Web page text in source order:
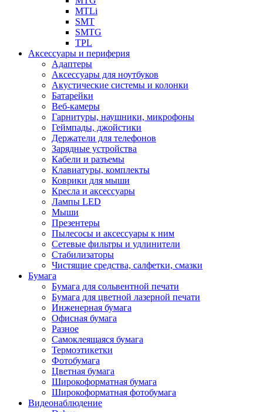
MTLi
SMT
SMTG
TPL
Аксессуары и периферия
Адаптеры
Аксессуары для ноутбуков
Акустические системы и колонки
Батарейки
Веб-камеры
Гарнитуры, наушники, микрофоны
Геймпады, джойстики
Держатели для телефонов
Зарядные устройства
Кабели и разъемы
Клавиатуры, комплекты
Коврики для мыши
Кресла и аксессуары
Лампы LED
Мыши
Презентеры
Пылесосы и аксессуары к ним
Сетевые фильтры и удлинители
Стабилизаторы
Чистящие средства, салфетки, смазки
Бумага
Бумага для сольвентной печати
Бумага для цветной лазерной печати
Инженерная бумага
Офисная бумага
Разное
Самоклеящаяся бумага
Термоэтикетки
Фотобумага
Цветная бумага
Широкоформатная бумага
Широкоформатная фотобумага
Видеонаблюдение